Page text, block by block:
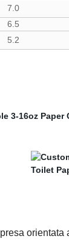
7.0
6.5
5.2